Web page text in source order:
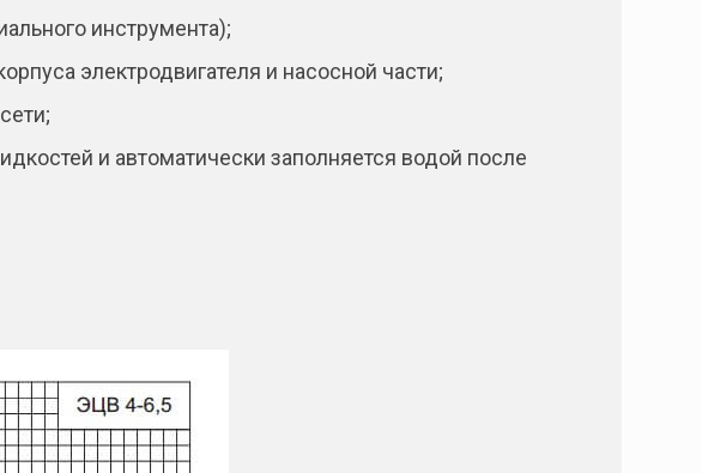
инструмента);
электродвигателя и насосной части;
и автоматически заполняется водой после